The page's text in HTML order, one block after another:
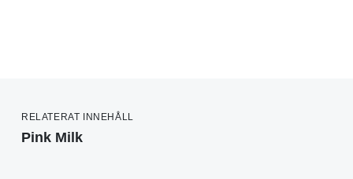
RELATERAT INNEHÅLL
Pink Milk